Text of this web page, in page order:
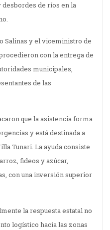
de ríos en la
Salinas y el viceministro de
con la entrega de
municipales,
de las
que la asistencia forma
y está destinada a
Tunari. La ayuda consiste
fideos y azúcar,
con una inversión superior
la respuesta estatal no
logístico hacia las zonas